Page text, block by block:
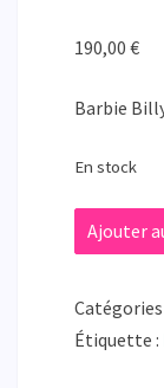
190,00 €
Barbie
En stock
quantité
de
Billy
Boy
Ajouter
Étiquette :